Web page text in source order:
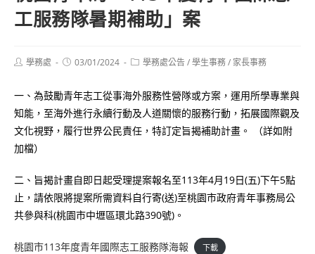
工服務隊暑期補助」案
Post學務處
Post03/01/2024
Post學務處公告/學生事務/ 家長事務
一、為鼓勵青年志工從事海外服務性營隊或方案，運用所學專業與
知能，至海外進行永續行動及人道關懷的服務行動，拓展國際觀及
文化視野，履行世界公民責任，特訂定旨揭補助計畫。 （詳如附
加檔）
二、旨揭計畫自即日起受理提案報名至113年4月19日(五)下午5點
止，請依限將提案所需資料自行寄(送)至桃園市政府青年事務局公
共參與科(桃園市中壢區環北路390號)。
桃園市113年度青年國際志工服務隊海報 下載